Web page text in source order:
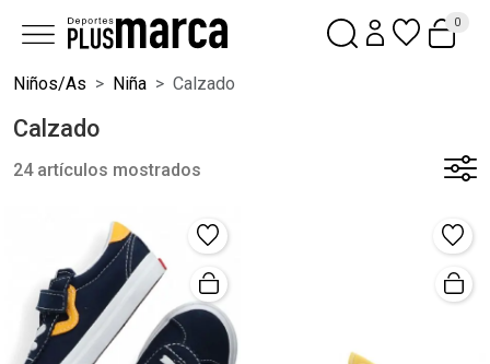
0
Niños/as Niña Calzado
Calzado
24 artículos mostrados